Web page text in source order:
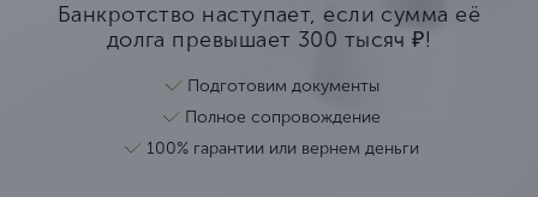
Банкротство наступает, если сумма её
долга превышает 300 тысяч ₽!
Подготовим документы
Полное сопровождение
100% гарантии или вернем деньги